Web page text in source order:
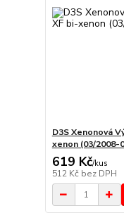
D3S Xenonová
xenon (03/2008-
619 Kč/kus
512 Kč bez DPH